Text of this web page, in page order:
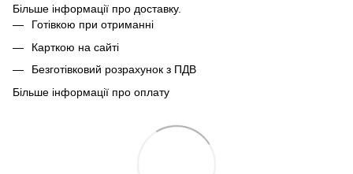
Більше інформації про доставку.
Готівкою при отриманні
Карткою на сайті
Безготівковий розрахунок з ПДВ
Більше інформації про оплату